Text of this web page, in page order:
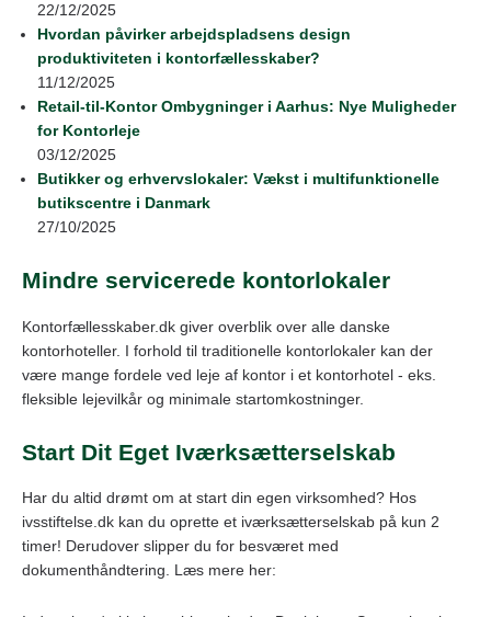
22/12/2025
Hvordan påvirker arbejdspladsens design
produktiviteten i kontorfællesskaber?
11/12/2025
Retail‑til‑Kontor Ombygninger i Aarhus: Nye Muligheder
for Kontorleje
03/12/2025
Butikker og erhvervslokaler: Vækst i multifunktionelle
butikscentre i Danmark
27/10/2025
Mindre servicerede kontorlokaler
Kontorfællesskaber.dk giver overblik over alle danske
kontorhoteller. I forhold til traditionelle kontorlokaler kan der
være mange fordele ved leje af kontor i et kontorhotel - eks.
fleksible lejevilkår og minimale startomkostninger.
Start Dit Eget Iværksætterselskab
Har du altid drømt om at start din egen virksomhed? Hos
ivsstiftelse.dk kan du oprette et iværksætterselskab på kun 2
timer! Derudover slipper du for besværet med
dokumenthåndtering. Læs mere her: